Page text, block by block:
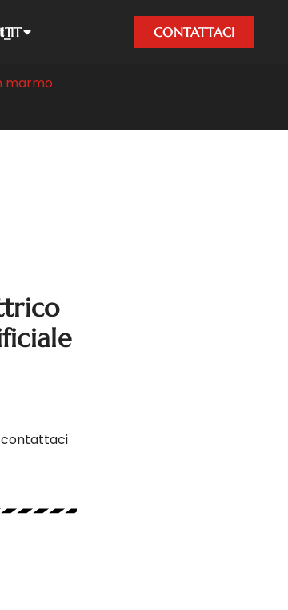
IT CONTATTACI
marmo
contattaci